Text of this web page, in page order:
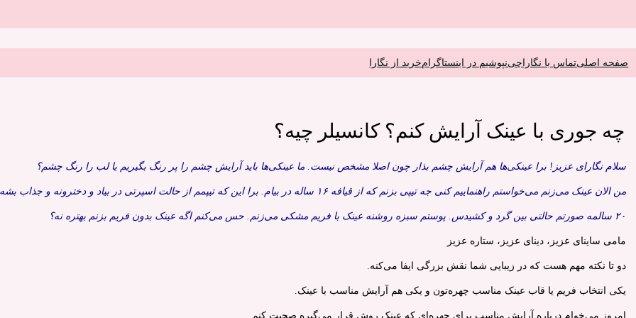
صفحه اصلیتماس با نگاراچی‌نپوشیم در اینستاگرامخرید از نگارا
چه جوری با عینک آرایش کنم؟ کانسیلر چیه؟
سلام نگارای عزیز! برا عینکی‌ها هم آرایش چشم بذار چون اصلا مشخص نیست. ما عینکی‌ها باید آرایش چشم را پر رنگ بگیریم یا لب را رنگ چشم؟
من الان عینک می‌زنم می‌خواستم راهنماییم کنی جه تیپی بزنم که از قیافه ۱۶ ساله در بیام. برا این که تیپمم از حالت اسپرتی در بیاد و دخترونه و جذاب بشه نظر بدید.
۲۰ سالمه صورتم حالتی بین گرد و کشیدس. پوستم سبزه روشنه عینک با فریم مشکی می‌زنم. حس می‌کنم اگه عینک بدون فریم بزنم بهتره نه؟
مامی ساینای عزیز، دینای عزیز، ستاره عزیز
دو تا نکته مهم هست که در زیبایی شما نقش بزرگی ایفا می‌کنه.
یکی انتخاب فریم یا قاب عینک مناسب چهره‌تون و یکی هم آرایش مناسب با عینک.
امروز می‌خوام درباره آرایش مناسب برای چهره‌ای که عینک روش قرار می‌گیره صحبت کنم.